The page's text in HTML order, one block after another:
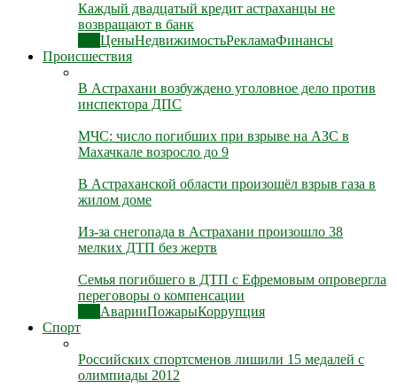
Каждый двадцатый кредит астраханцы не
возвращают в банк
ЦеныНедвижимостьРекламаФинансы
Происшествия
В Астрахани возбуждено уголовное дело против
инспектора ДПС
МЧС: число погибших при взрыве на АЗС в
Махачкале возросло до 9
В Астраханской области произошёл взрыв газа в
жилом доме
Из-за снегопада в Астрахани произошло 38
мелких ДТП без жертв
Семья погибшего в ДТП с Ефремовым опровергла
переговоры о компенсации
АварииПожарыКоррупция
Спорт
Российских спортсменов лишили 15 медалей с
олимпиады 2012